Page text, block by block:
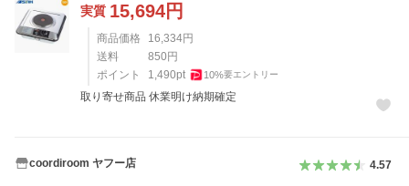
実質 15,694円
商品価格 16,334円
送料
850 円
ポイント
1,490pt 10%要エントリー
取り寄せ商品 休業明け納期確定
coordiroom ヤフー店 4.57